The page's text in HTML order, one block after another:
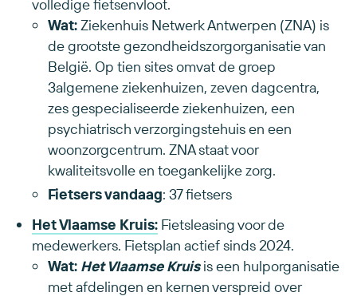
volledige fietsenvloot.
Wat:Ziekenhuis Netwerk Antwerpen (ZNA) is
de grootste gezondheidszorgorganisatie van
België. Op tien sites omvat de groep
3algemene ziekenhuizen, zeven dagcentra,
zes gespecialiseerde ziekenhuizen, een
psychiatrisch verzorgingstehuis en een
woonzorgcentrum. ZNA staat voor
kwaliteitsvolle en toegankelijke zorg.
Fietsers vandaag: 37 fietsers
Het Vlaamse Kruis: Fietsleasing voor de
medewerkers. Fietsplan actief sinds 2024.
Wat: Het Vlaamse Kruisis een hulporganisatie
met afdelingen en kernen verspreid over